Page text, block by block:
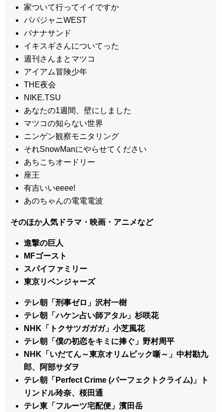
家ついて行ってイイですか
パパジャニWEST
バナナサンド
イキスギさんについてった
週刊さんまとマツコ
アイアム冒険少年
THE夜会
NIKE.TSU
あなたの1週間、壁にしました
マツコの知らない世界
ニンゲン観察モニタリング
それSnowManにやらせてください
あちこちオードリー
座王
有吉いいeeee!
あのちゃんの電電電波
そのほか人気ドラマ・映画・アニメなど
進撃の巨人
MFゴースト
スパイファミリー
東京リベンジャーズ
テレ朝「刑事ゼロ」沢村一樹
テレ朝「ハケン占い師アタル」杉咲花
NHK「トクサツガガガ」小芝風花
テレ朝「僕の初恋をキミに捧ぐ」野村周平
NHK「いだてん～東京オリムピック噺～」中村勘九
郎、阿部サダヲ
テレ朝「Perfect Crime (パーフェクトクライム)」ト
リンドル玲奈、桜田通
テレ東「フルーツ宅配便」濱田岳